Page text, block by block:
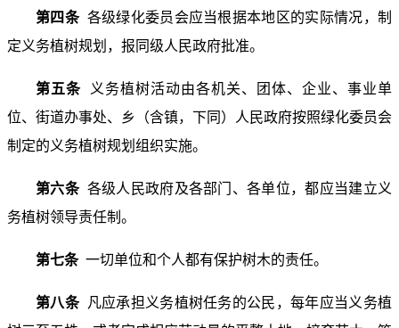
第四条 各级绿化委员会应当根据本地区的实际情况，制
定义务植树规划，报同级人民政府批准。
第五条
义务植树活动由各机关、团体、企业、事业单
位、街道办事处、乡（含镇，下同）人民政府按照绿化委员会
制定的义务植树规划组织实施。
第六条 各级人民政府及各部门、各单位，都应当建立义
务植树领导责任制。
第七条 一切单位和个人都有保护树木的责任。
第八条 凡应承担义务植树任务的公民，每年应当义务植